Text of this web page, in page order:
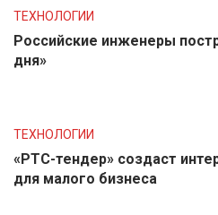
ТЕХНОЛОГИИ
Российские инженеры
дня»
ТЕХНОЛОГИИ
«РТС-тендер» создаст
для малого бизнеса